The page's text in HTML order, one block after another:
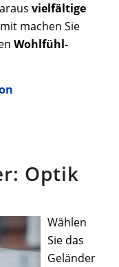
vielfältige
machen Sie
Wohlfühl-
Optik
Wählen
Sie das
Geländer